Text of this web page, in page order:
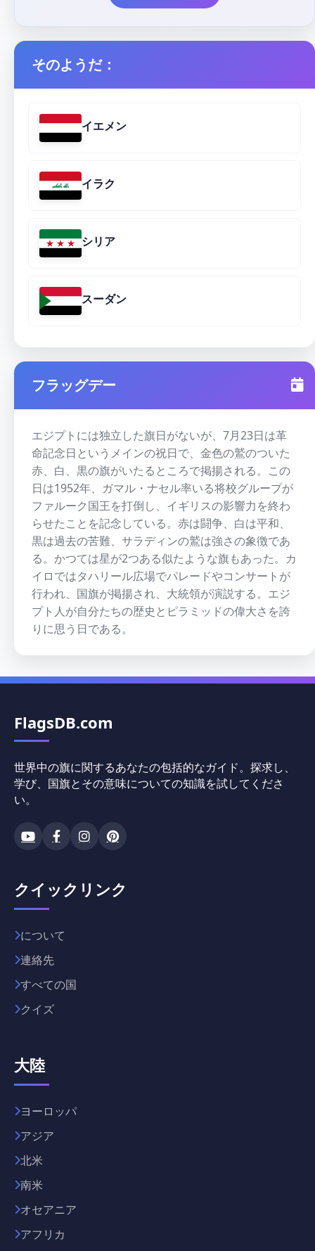
そのようだ：
イエメン
イラク
シリア
スーダン
フラッグデー
エジプトには独立した旗日がないが、7月23日は革
命記念日というメインの祝日で、金色の鷲のついた
赤、白、黒の旗がいたるところで掲揚される。この
日は1952年、ガマル・ナセル率いる将校グループが
ファルーク国王を打倒し、イギリスの影響力を終わ
らせたことを記念している。赤は闘争、白は平和、
黒は過去の苦難、サラディンの鷲は強さの象徴であ
る。かつては星が2つある似たような旗もあった。カ
イロではタハリール広場でパレードやコンサートが
行われ、国旗が掲揚され、大統領が演説する。エジ
プト人が自分たちの歴史とピラミッドの偉大さを誇
りに思う日である。
FlagsDB.com
世界中の旗に関するあなたの包括的なガイド。探求し、
学び、国旗とその意味についての知識を試してくださ
い。
クイックリンク
について
連絡先
すべての国
クイズ
大陸
ヨーロッパ
アジア
北米
南米
オセアニア
アフリカ